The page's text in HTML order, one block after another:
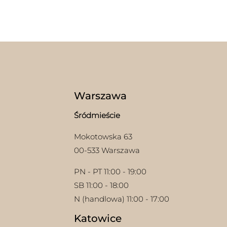
Warszawa
Śródmieście
Mokotowska 63
00-533 Warszawa
PN - PT 11:00 - 19:00
SB 11:00 - 18:00
N (handlowa) 11:00 - 17:00
Katowice